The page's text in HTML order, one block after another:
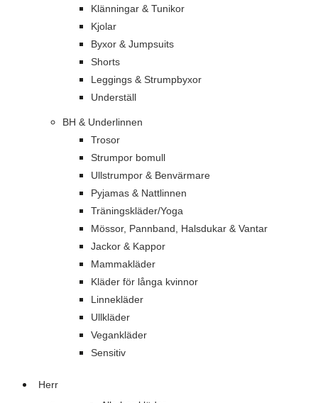
Klänningar & Tunikor
Kjolar
Byxor & Jumpsuits
Shorts
Leggings & Strumpbyxor
Underställ
BH & Underlinnen
Trosor
Strumpor bomull
Ullstrumpor & Benvärmare
Pyjamas & Nattlinnen
Träningskläder/Yoga
Mössor, Pannband, Halsdukar & Vantar
Jackor & Kappor
Mammakläder
Kläder för långa kvinnor
Linnekläder
Ullkläder
Vegankläder
Sensitiv
Herr